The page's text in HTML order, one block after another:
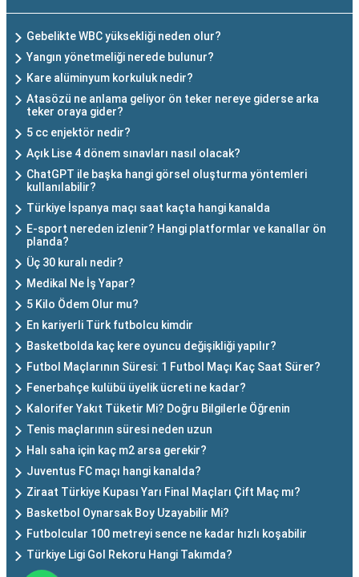
Gebelikte WBC yüksekliği neden olur?
Yangın yönetmeliği nerede bulunur?
Kare alüminyum korkuluk nedir?
Atasözü ne anlama geliyor ön teker nereye giderse arka
teker oraya gider?
5 cc enjektör nedir?
Açık Lise 4 dönem sınavları nasıl olacak?
ChatGPT ile başka hangi görsel oluşturma yöntemleri
kullanılabilir?
Türkiye İspanya maçı saat kaçta hangi kanalda
E-sport nereden izlenir? Hangi platformlar ve kanallar ön
planda?
Üç 30 kuralı nedir?
Medikal Ne İş Yapar?
5 Kilo Ödem Olur mu?
En kariyerli Türk futbolcu kimdir
Basketbolda kaç kere oyuncu değişikliği yapılır?
Futbol Maçlarının Süresi: 1 Futbol Maçı Kaç Saat Sürer?
Fenerbahçe kulübü üyelik ücreti ne kadar?
Kalorifer Yakıt Tüketir Mi? Doğru Bilgilerle Öğrenin
Tenis maçlarının süresi neden uzun
Halı saha için kaç m2 arsa gerekir?
Juventus FC maçı hangi kanalda?
Ziraat Türkiye Kupası Yarı Final Maçları Çift Maç mı?
Basketbol Oynarsak Boy Uzayabilir Mi?
Futbolcular 100 metreyi sence ne kadar hızlı koşabilir
Türkiye Ligi Gol Rekoru Hangi Takımda?